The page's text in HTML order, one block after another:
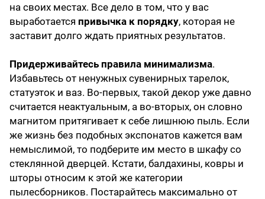
на своих местах. Все дело в том, что у вас
выработается привычка к порядку, которая не
заставит долго ждать приятных результатов.
Придерживайтесь правила минимализма.
Избавьтесь от ненужных сувенирных тарелок,
статуэток и ваз. Во-первых, такой декор уже давно
считается неактуальным, а во-вторых, он словно
магнитом притягивает к себе лишнюю пыль. Если
же жизнь без подобных экспонатов кажется вам
немыслимой, то подберите им место в шкафу со
стеклянной дверцей. Кстати, балдахины, ковры и
шторы относим к этой же категории
пылесборников. Постарайтесь максимально от